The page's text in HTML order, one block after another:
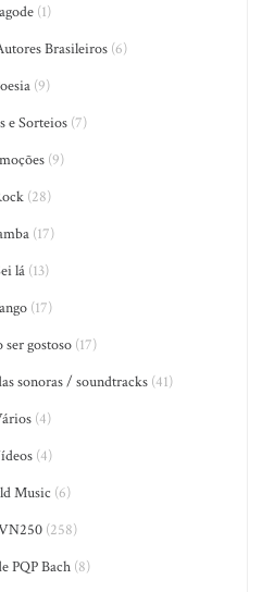
(1)
Brasileiros(6)
(9)
e Sorteios(7)
(9)
(28)
(17)
lá (13)
(17)
ser gostoso (17)
sonoras / soundtracks(41)
(4)
(4)
Music (6)
(258)
PQP Bach(8)